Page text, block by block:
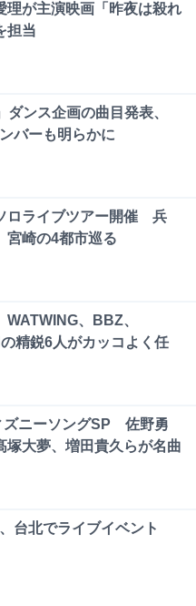
理が主演映画「昨夜は殺れ
担当
ンス企画の曲目発表、
バーも明らかに
ロライブツアー開催 兵
宮崎の4都市巡る
、BBZ、
精鋭6人がカッコよく任
ズニーソングSP 佐野勇
塚大夢、増田貴久らが名曲
台北でライブイベント